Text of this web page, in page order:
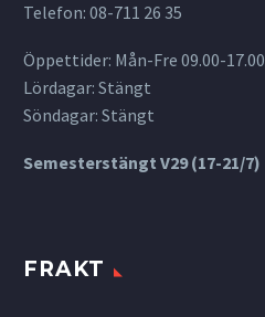
Telefon: 08-711 26 35
Öppettider: Mån-Fre 09.00-17.00
Lördagar: Stängt
Söndagar: Stängt
Semesterstängt V29 (17-21/7)
FRAKT